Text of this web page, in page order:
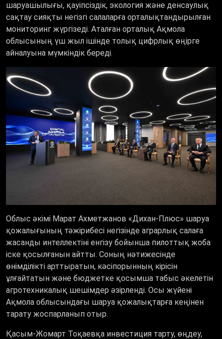
шаруашылығы, қауіпсіздік, экология және денсаулық
сақтау сияқты негізгі салаларға орталықтандырылған
мониторинг жүргізеді. Аталған орталық Ақмола
облысының үш жыл ішінде толық цифрлық өңірге
айналуына мүмкіндік береді.
Облыс әкімі Марат Ахметжанов «Дихан-Плюс» шаруа
қожалығының тәжірибесі негізінде аграрлық салаға
жасанды интеллектіні енгізу бойынша пилоттық жоба
іске қосылғанын айтты. Соның нәтижесінде
өнімділікті арттыратын, кәсіпорынның кірісін
ұлғайтатын және бюджетке қосымша табыс әкелетін
агротехникалық шешімдер әзірленді. Осы жүйені
Ақмола облысындағы шаруа қожалықтарға кеңінен
тарату жоспарланып отыр.
Қасым-Жомарт Тоқаевқа инвестиция тарту, өңдеу,